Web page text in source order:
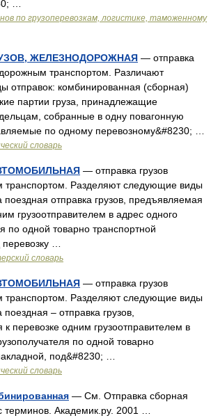
…
по грузоперевозкам, логистике, таможенному
ЖЕЛЕЗНОДОРОЖНАЯ — отправка
транспортом. Различают
отправок: комбинированная (сборная)
партии груза, принадлежащие
собранные в одну повагонную
по одному перевозному&#8230; …
словарь
— отправка грузов
транспортом. Разделяют следующие виды
поездная отправка грузов, предъявляемая
грузоотправителем в адрес одного
по одной товарно транспортной
…
словарь
— отправка грузов
транспортом. Разделяют следующие виды
– отправка грузов,
перевозке одним грузоотправителем в
по одной товарно
под&#8230; …
словарь
— См. Отправка сборная
терминов. Академик.ру. 2001 …